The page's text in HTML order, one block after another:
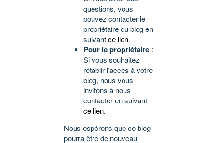
questions, vous
pouvez contacter le
propriétaire du blog en
suivantce lien.
Pour le propriétaire :
Si vous souhaitez
rétablir l’accès à votre
blog, nous vous
invitons à nous
contacter en suivant
ce lien.
Nous espérons que ce blog
pourra être de nouveau